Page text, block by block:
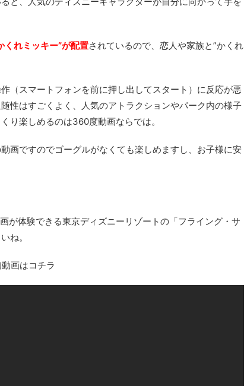
くれミッキー”が配置されているので、恋人や家族と”かくれ
（スマートフォンを前に押し出してスタート）に反応が悪
性はすごくよく、人気のアトラクションやパーク内の様子
り楽しめるのは360度動画ならでは。
画ですのでゴーグルがなくても楽しめますし、お子様に安
が体験できる東京ディズニーリゾートの「フライング・サ
ね。
画はコチラ